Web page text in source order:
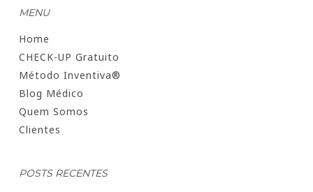
MENU
Home
CHECK-UP Gratuito
Método Inventiva®
Blog Médico
Quem Somos
Clientes
POSTS RECENTES